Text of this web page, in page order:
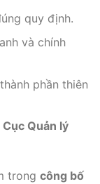
quy định.
và chính
phần thiên
Quản lý
trong công bố